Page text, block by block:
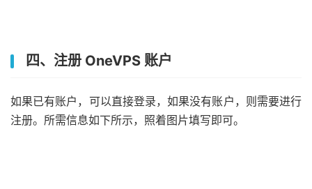
四、注册 OneVPS 账户
如果已有账户，可以直接登录，如果没有账户，则需要进行
注册。所需信息如下所示，照着图片填写即可。